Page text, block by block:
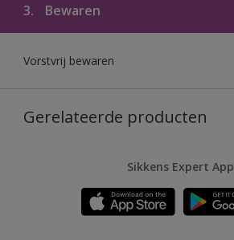
3. Bewaren
Vorstvrij bewaren
Gerelateerde producten
Sikkens Expert App